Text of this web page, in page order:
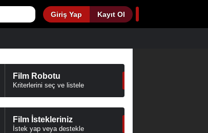
Giriş Yap Kayıt Ol
Film Robotu
Kriterlerini seç ve listele
Film İstekleriniz
İstek yap veya destekle